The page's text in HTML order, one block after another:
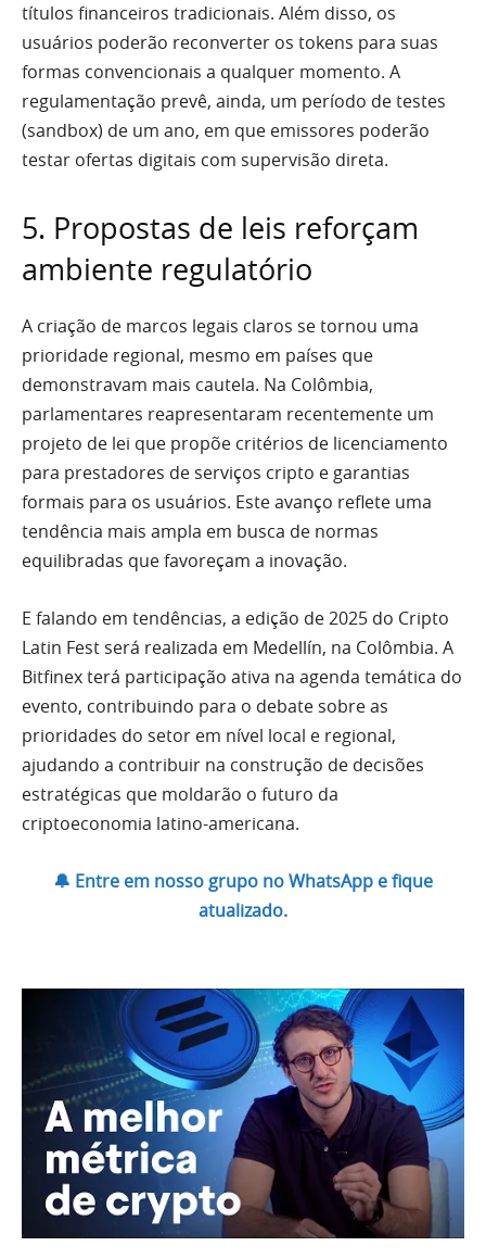
títulos financeiros tradicionais. Além disso, os
usuários poderão reconverter os tokens para suas
formas convencionais a qualquer momento. A
regulamentação prevê, ainda, um período de testes
(sandbox) de um ano, em que emissores poderão
testar ofertas digitais com supervisão direta.
5. Propostas de leis reforçam
ambiente regulatório
A criação de marcos legais claros se tornou uma
prioridade regional, mesmo em países que
demonstravam mais cautela. Na Colômbia,
parlamentares reapresentaram recentemente um
projeto de lei que propõe critérios de licenciamento
para prestadores de serviços cripto e garantias
formais para os usuários. Este avanço reflete uma
tendência mais ampla em busca de normas
equilibradas que favoreçam a inovação.
E falando em tendências, a edição de 2025 do Cripto
Latin Fest será realizada em Medellín, na Colômbia. A
Bitfinex terá participação ativa na agenda temática do
evento, contribuindo para o debate sobre as
prioridades do setor em nível local e regional,
ajudando a contribuir na construção de decisões
estratégicas que moldarão o futuro da
criptoeconomia latino-americana.
🔔 Entre em nosso grupo no WhatsApp e fique
atualizado.